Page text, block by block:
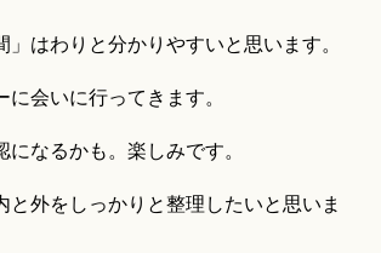
」はわりと分かりやすいと思います。
会いに行ってきます。
になるかも。楽しみです。
と外をしっかりと整理したいと思いま